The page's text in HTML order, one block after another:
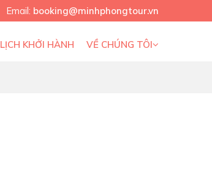
Email: booking@minhphongtour.vn
LỊCH KHỞI HÀNH VỀ CHÚNG TÔI